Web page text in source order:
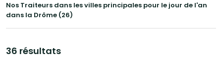
Nos Traiteurs dans les villes principales pour le jour de l'an
dans la Drôme (26)
36 résultats